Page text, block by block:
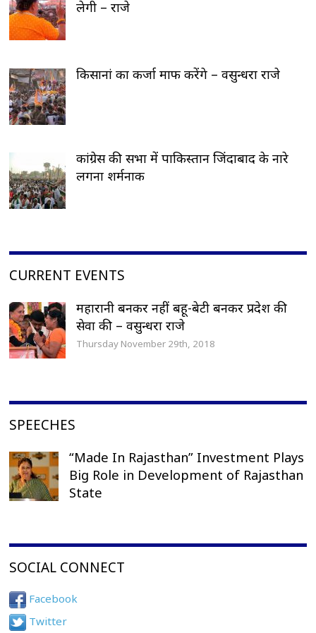
लेगी – राजे
किसानां का कर्जा माफ करेंगे – वसुन्धरा राजे
कांग्रेस की सभा में पाकिस्तान जिंदाबाद के नारे
लगना शर्मनाक
CURRENT EVENTS
महारानी बनकर नहीं बहू-बेटी बनकर प्रदेश की
सेवा की – वसुन्धरा राजे
Thursday November 29th, 2018
SPEECHES
“Made In Rajasthan” Investment Plays
Big Role in Development of Rajasthan
State
SOCIAL CONNECT
Facebook
Twitter